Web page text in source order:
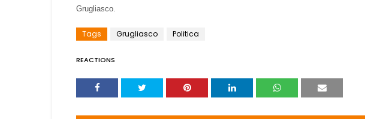
Grugliasco.
Tags Grugliasco Politica
REACTIONS